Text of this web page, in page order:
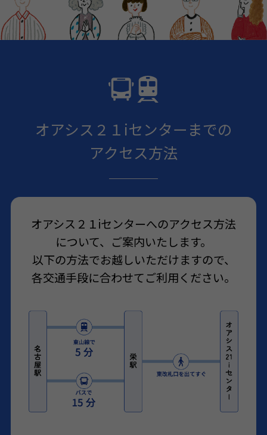
オアシス２１iセンターまでの
アクセス方法
オアシス２１iセンターへのアクセス方法
について、ご案内いたします。
以下の方法でお越しいただけますので、
各交通手段に合わせてご利用ください。